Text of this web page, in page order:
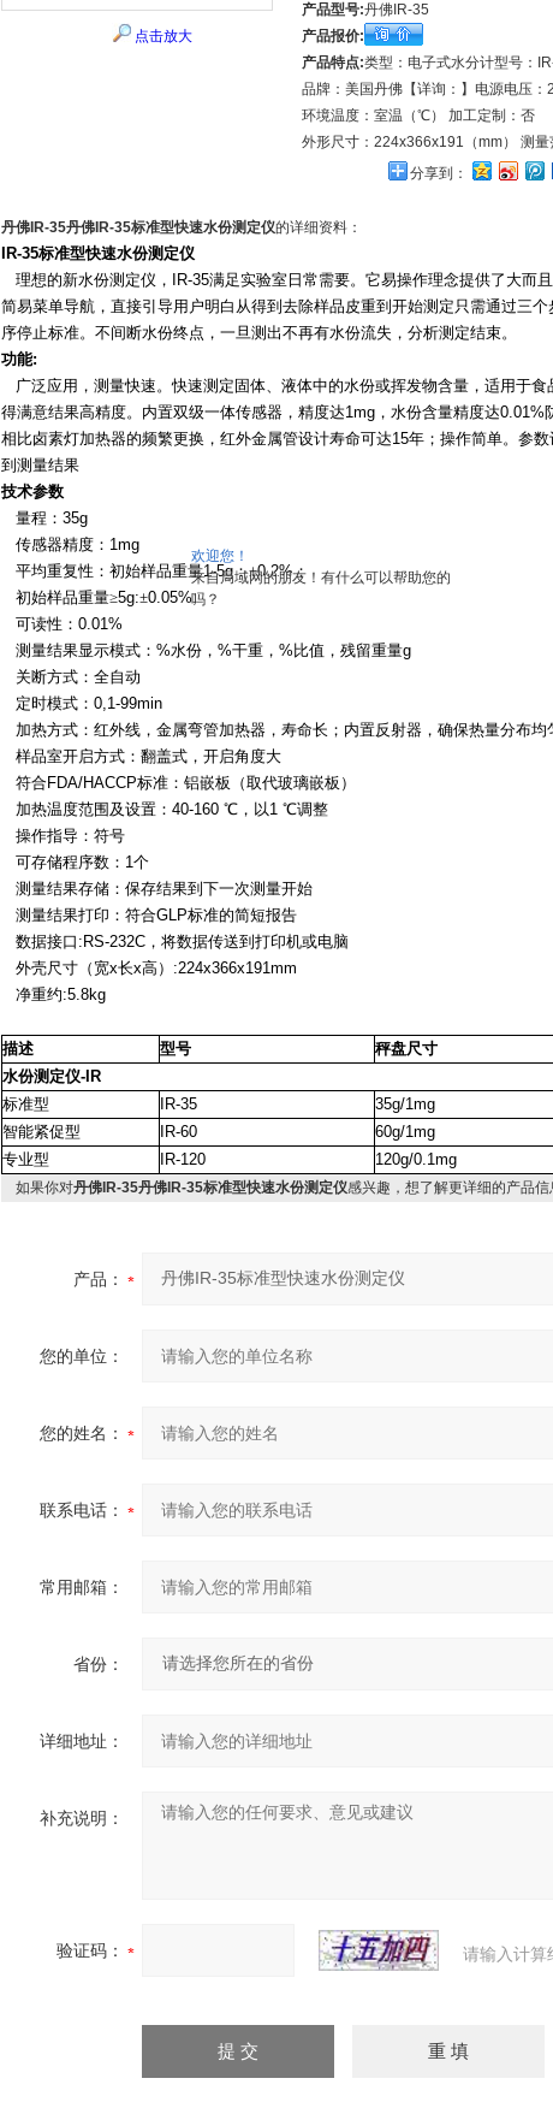
欢迎您！
来自局域网的朋友！有什么可以帮助您的
吗？
点击放大
产品型号:丹佛IR-35
产品报价:
产品特点:类型：电子式水分计型号：
品牌：美国丹佛【详询：】电源电压：
环境温度：室温（℃） 加工定制：否
外形尺寸：224x366x191（mm） 测
分享到：
丹佛IR-35丹佛IR-35标准型快速水份测定仪的详细资料：
IR-35标准型快速水份测定仪
理想的新水份测定仪，
IR-35满足实验室日常需要。它易操作理念提供了大而
简易菜单导航，直接引导用户明白从得到去除样品皮重到开始测定只需通过三
序停止标准。不间断水份终点，一旦测出不再有水份流失，分析测定结束。
功能:
广泛应用，测量快速。快速测定固体、液体中的水份或挥发物含量，适用于
得满意结果高精度。内置双级一体传感器，精度达1mg ，水份含量精度达0.01%
相比卤素灯加热器的频繁更换，红外金属管设计寿命可达15年；操作简单。参
到测量结果
技术参数
量程： 35g
传感器精度： 1mg
平均重复性：初始样品重量1-5g：±0.2%；
初始样品重量≥5g:±0.05%;
可读性： 0.01%
测量结果显示模式： %水份， %干重， % 比值，残留重量g
关断方式：全自动
定时模式： 0,1-99min
加热方式：红外线，金属弯管加热器，寿命长；内置反射器，确保热量分布均
样品室开启方式：翻盖式，开启角度大
符合FDA/HACCP标准：铝嵌板（取代玻璃嵌板）
加热温度范围及设置： 40-160 ℃，以1 ℃调整
操作指导：符号
可存储程序数： 1个
测量结果存储：保存结果到下一次测量开始
测量结果打印：符合GLP标准的简短报告
数据接口 :RS-232C ，将数据传送到打印机或电脑
外壳尺寸（宽x长x高） :224x366x191mm
净重约:5.8kg
描述 型号
秤盘尺寸
水份测定仪-IR
标准型
IR-35
35g/1mg
智能紧促型
IR-60
60g/1mg
专业型
IR-120 120g/0.1mg
如果你对丹佛IR-35丹佛IR-35标准型快速水份测定仪感兴趣，想了解更详细的产品
产品：
您的单位：
您的姓名：
联系电话：
常用邮箱：
省份：
详细地址：
补充说明：
验证码： 请输入计算